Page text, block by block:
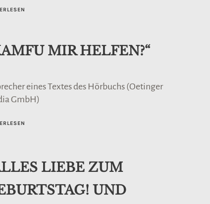
MIR HELFEN?“
eines Textes des Hörbuchs (Oetinger
GmbH)
LIEBE ZUM
UND